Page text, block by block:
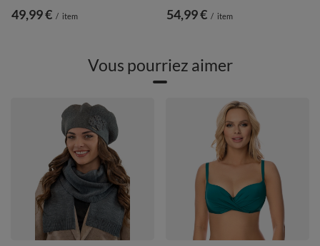
49,99 € / item 54,99 € / item
Vous pourriez aimer